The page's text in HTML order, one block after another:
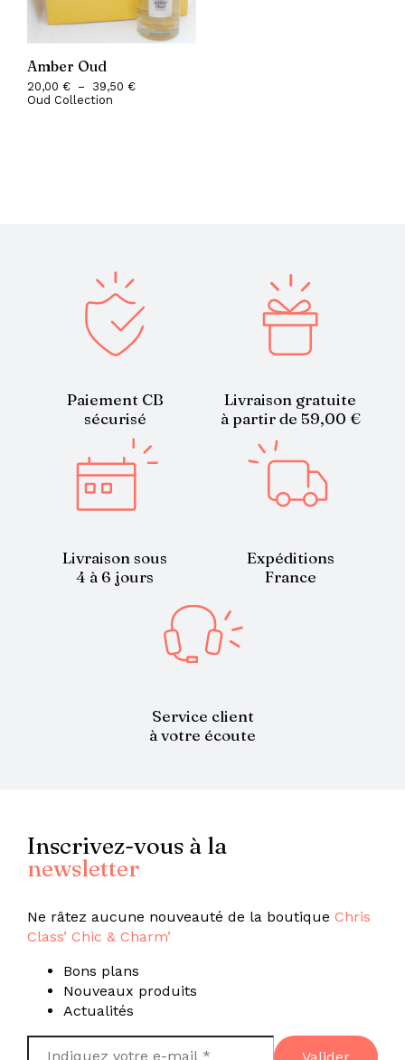
Amber Oud
20,00 € – 39,50 €
Oud Collection
Paiement CB
sécurisé
Livraison gratuite
à partir de 59,00 €
Livraison sous
4 à 6 jours
Expéditions
France
Service client
à votre écoute
Inscrivez-vous à la
newsletter
Ne râtez aucune nouveauté de la boutique Chris
Class’ Chic & Charm’
Bons plans
Nouveaux produits
Actualités